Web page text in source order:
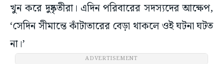
খুন করে দুষ্কৃতীরা। এদিন পরিবারের সদস্যদের আক্ষেপ,
‘সেদিন সীমান্তে কাঁটাতারের বেড়া থাকলে ওই ঘটনা ঘটত
না।’
ADVERTISEMENT